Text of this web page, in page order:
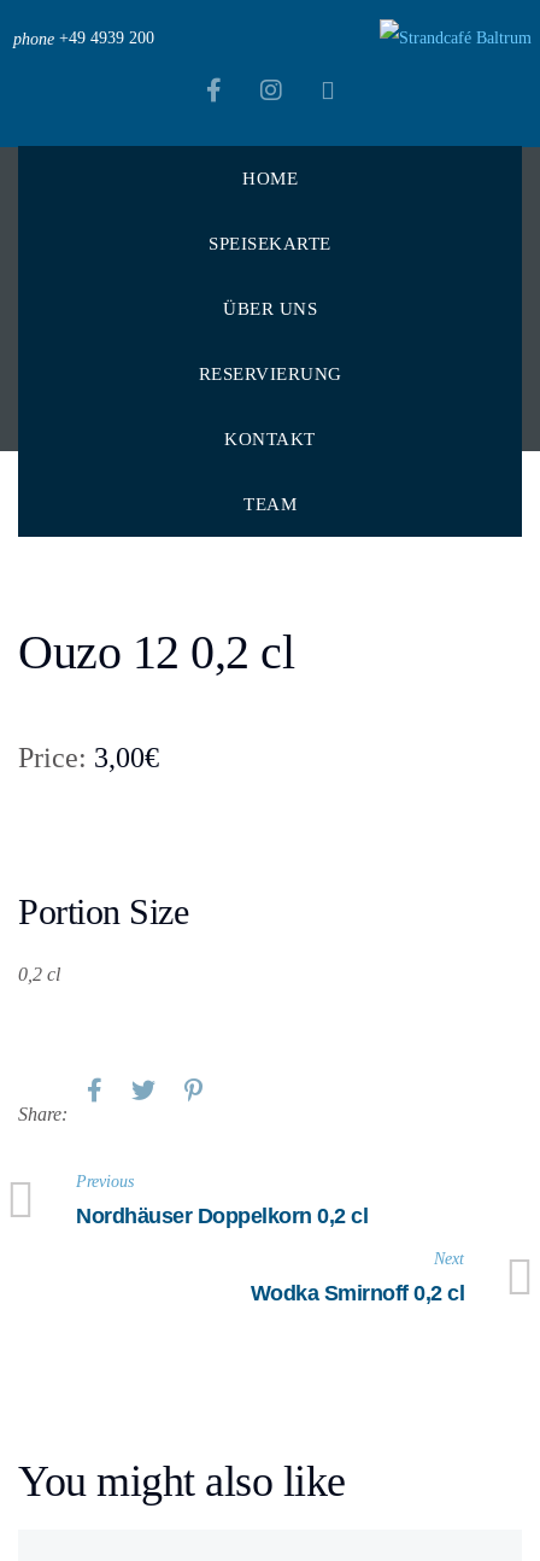
phone +49 4939 200
HOME
SPEISEKARTE
ÜBER UNS
RESERVIERUNG
KONTAKT
TEAM
> Menu Items
Ouzo 12 0,2 cl
Ouzo 12 0,2 cl
Price: 3,00€
Portion Size
0,2 cl
Share:
Previous
Nordhäuser Doppelkorn 0,2 cl
Next
Wodka Smirnoff 0,2 cl
You might also like